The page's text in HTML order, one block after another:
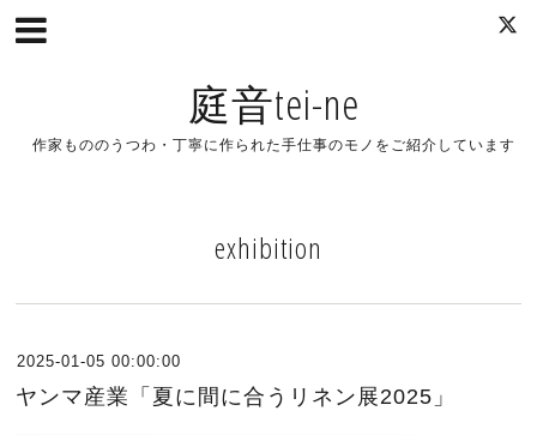
庭音tei-ne
作家もののうつわ・丁寧に作られた手仕事のモノをご紹介しています
exhibition
2025-01-05 00:00:00
ヤンマ産業「夏に間に合うリネン展2025」